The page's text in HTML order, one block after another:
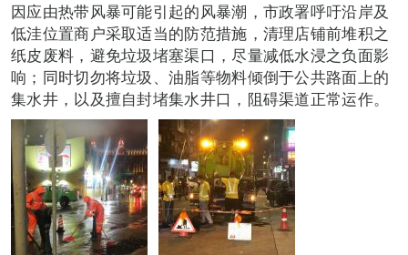
因应由热带风暴可能引起的风暴潮，市政署呼吁沿岸及
低洼位置商户采取适当的防范措施，清理店铺前堆积之
纸皮废料，避免垃圾堵塞渠口，尽量减低水浸之负面影
响；同时切勿将垃圾、油脂等物料倾倒于公共路面上的
集水井，以及擅自封堵集水井口，阻碍渠道正常运作。